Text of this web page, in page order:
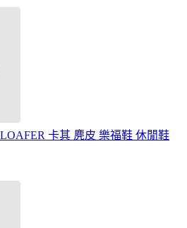
卡其 麂皮 樂福鞋 休閒鞋